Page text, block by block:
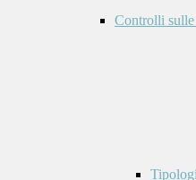
Controlli sulle